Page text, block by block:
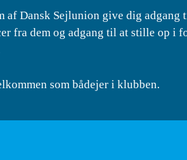
af Dansk Sejlunion give dig adgang
fra dem og adgang til at stille op i
som bådejer i klubben.